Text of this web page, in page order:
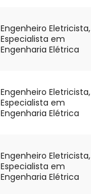
Engenheiro Eletricista,
Especialista em
Engenharia Elétrica
Engenheiro Eletricista,
Especialista em
Engenharia Elétrica
Engenheiro Eletricista,
Especialista em
Engenharia Elétrica